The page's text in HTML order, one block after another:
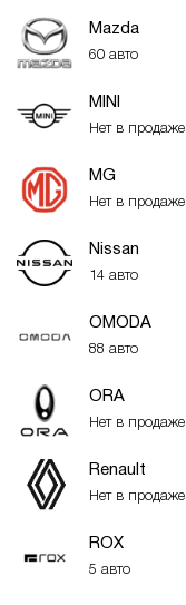
Mazda
60 авто
MINI
Нет в продаже
MG
Нет в продаже
Nissan
14 авто
OMODA
88 авто
ORA
Нет в продаже
Renault
Нет в продаже
ROX
5 авто